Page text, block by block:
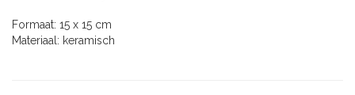
Formaat: 15 x 15 cm
Materiaal: keramisch